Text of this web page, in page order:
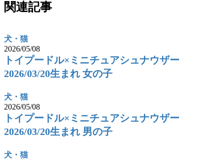
関連記事
犬・猫
2026/05/08
トイプードル×ミニチュアシュナウザー
2026/03/20生まれ 女の子
犬・猫
2026/05/08
トイプードル×ミニチュアシュナウザー
2026/03/20生まれ 男の子
犬・猫